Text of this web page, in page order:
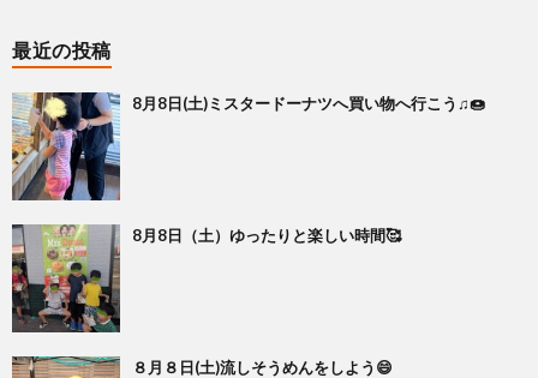
最近の投稿
8月8日(土)ミスタードーナツへ買い物へ行こう♫🍩
8月8日（土）ゆったりと楽しい時間🥰
８月８日(土)流しそうめんをしよう😄